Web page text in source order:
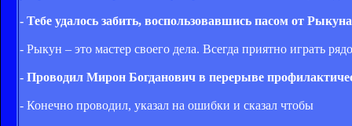
- Тебе удалось забить, воспользовавшись пасом от
- Рыкун – это мастер своего дела. Всегда приятно играть
- Проводил Мирон Богданович в перерыве
- Конечно проводил, указал на ошибки и сказал чтобы